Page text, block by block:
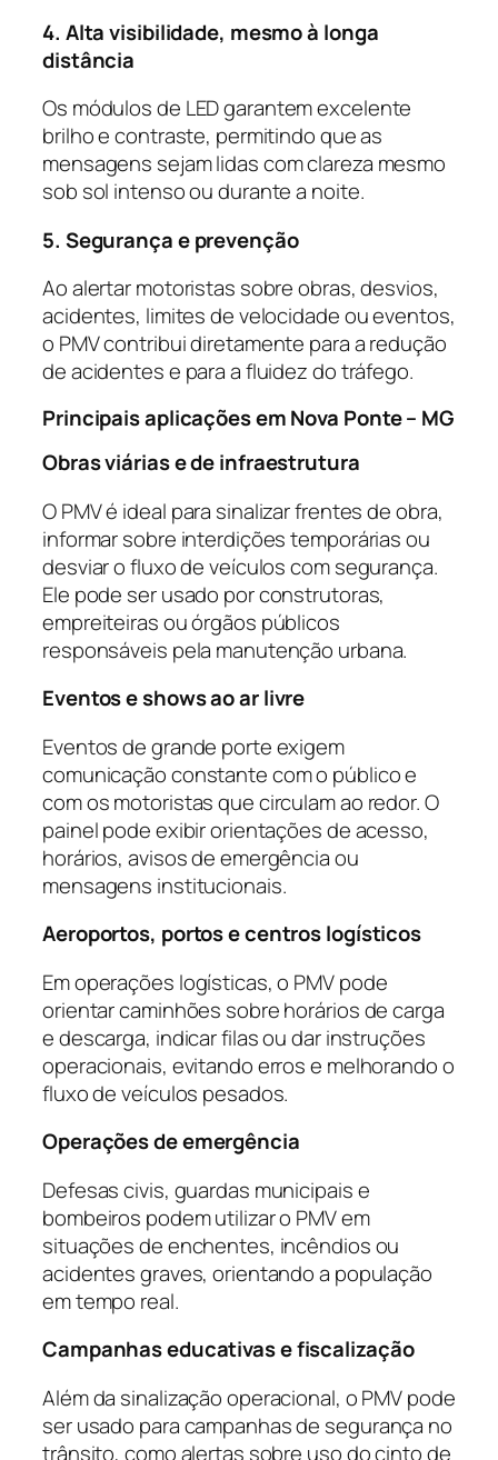
4. Alta visibilidade, mesmo à longa
distância
Os módulos de LED garantem excelente
brilho e contraste, permitindo que as
mensagens sejam lidas com clareza mesmo
sob sol intenso ou durante a noite.
5. Segurança e prevenção
Ao alertar motoristas sobre obras, desvios,
acidentes, limites de velocidade ou eventos,
o PMV contribui diretamente para a redução
de acidentes e para a fluidez do tráfego.
Principais aplicações em Nova Ponte – MG
Obras viárias e de infraestrutura
O PMV é ideal para sinalizar frentes de obra,
informar sobre interdições temporárias ou
desviar o fluxo de veículos com segurança.
Ele pode ser usado por construtoras,
empreiteiras ou órgãos públicos
responsáveis pela manutenção urbana.
Eventos e shows ao ar livre
Eventos de grande porte exigem
comunicação constante com o público e
com os motoristas que circulam ao redor. O
painel pode exibir orientações de acesso,
horários, avisos de emergência ou
mensagens institucionais.
Aeroportos, portos e centros logísticos
Em operações logísticas, o PMV pode
orientar caminhões sobre horários de carga
e descarga, indicar filas ou dar instruções
operacionais, evitando erros e melhorando o
fluxo de veículos pesados.
Operações de emergência
Defesas civis, guardas municipais e
bombeiros podem utilizar o PMV em
situações de enchentes, incêndios ou
acidentes graves, orientando a população
em tempo real.
Campanhas educativas e fiscalização
Além da sinalização operacional, o PMV pode
ser usado para campanhas de segurança no
trânsito, como alertas sobre uso do cinto de